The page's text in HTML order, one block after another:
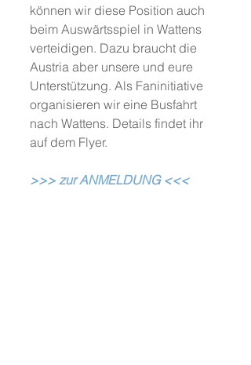
können wir diese Position auch
beim Auswärtsspiel in Wattens
verteidigen. Dazu braucht die
Austria aber unsere und eure
Unterstützung. Als Faninitiative
organisieren wir eine Busfahrt
nach Wattens. Details findet ihr
auf dem Flyer.
>>> zur ANMELDUNG <<<